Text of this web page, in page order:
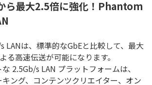
ら最大2.5倍に強化！Phantom
LANは、標準的なGbEと比較して、最大
る高速伝送が可能になります。
2.5Gb/s LAN プラットフォームは、
ング、コンテンツクリエイター、オン